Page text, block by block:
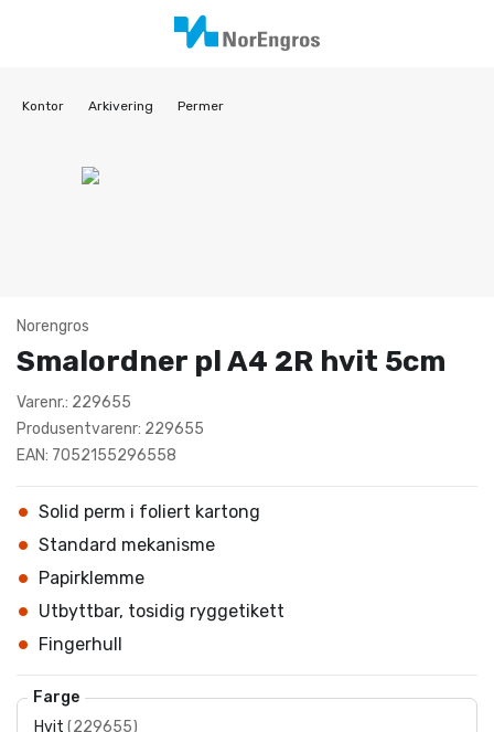
Kontor Arkivering Permer
Norengros
Smalordner pl A4 2R hvit 5cm
Varenr.: 229655
Produsentvarenr: 229655
EAN: 7052155296558
Solid perm i foliert kartong
Standard mekanisme
Papirklemme
Utbyttbar, tosidig ryggetikett
Fingerhull
Farge
Hvit (229655)